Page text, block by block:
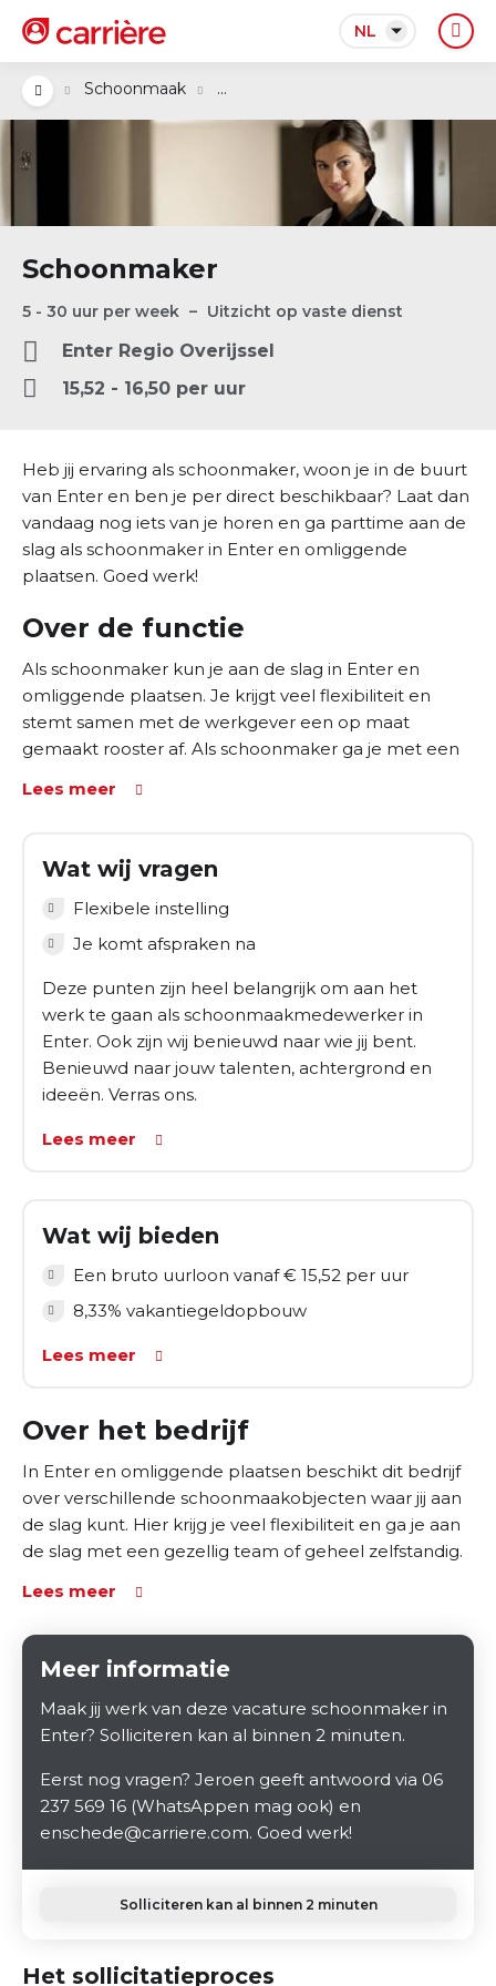
NL
Schoonmaak ...
Schoonmaker
5 - 30 uur per week Uitzicht op vaste dienst
Enter Regio Overijssel
15,52 - 16,50 per uur
Heb jij ervaring als schoonmaker, woon je in de buurt
van Enter en ben je per direct beschikbaar? Laat dan
vandaag nog iets van je horen en ga parttime aan de
slag als schoonmaker in Enter en omliggende
plaatsen. Goed werk!
Over de functie
Als schoonmaker kun je aan de slag in Enter en
omliggende plaatsen. Je krijgt veel flexibiliteit en
stemt samen met de werkgever een op maat
gemaakt rooster af. Als schoonmaker ga je met een
Kantoren
Kantines
Bedrijfsruimtes
Lees meer
Wat wij vragen
Flexibele instelling
Je komt afspraken na
Deze punten zijn heel belangrijk om aan het
werk te gaan als schoonmaakmedewerker in
Enter. Ook zijn wij benieuwd naar wie jij bent.
Benieuwd naar jouw talenten, achtergrond en
ideeën. Verras ons.
Lees meer
Wat wij bieden
Een bruto uurloon vanaf € 15,52 per uur
8,33% vakantiegeldopbouw
Lees meer
Over het bedrijf
In Enter en omliggende plaatsen beschikt dit bedrijf
over verschillende schoonmaakobjecten waar jij aan
de slag kunt. Hier krijg je veel flexibiliteit en ga je aan
de slag met een gezellig team of geheel zelfstandig.
Lees meer
Meer informatie
Maak jij werk van deze vacature schoonmaker in
Enter? Solliciteren kan al binnen 2 minuten.
Eerst nog vragen? Jeroen geeft antwoord via 06
237 569 16 (WhatsAppen mag ook) en
enschede@carriere.com. Goed werk!
Solliciteren kan al binnen 2 minuten
Het sollicitatieproces